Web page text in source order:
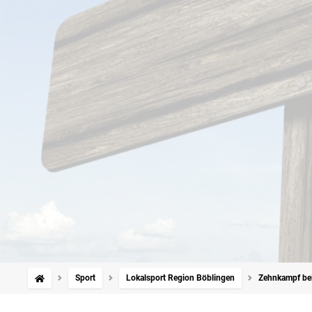
Sport Lokalsport Region Böblingen Zehnkampf